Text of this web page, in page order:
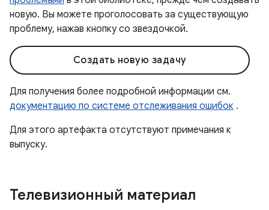
новую. Вы можете проголосовать за существующую
проблему, нажав кнопку со звездочкой.
Создать новую задачу
Для получения более подробной информации см.
документацию по системе отслеживания ошибок .
Для этого артефакта отсутствуют примечания к
выпуску.
Телевизионный материал